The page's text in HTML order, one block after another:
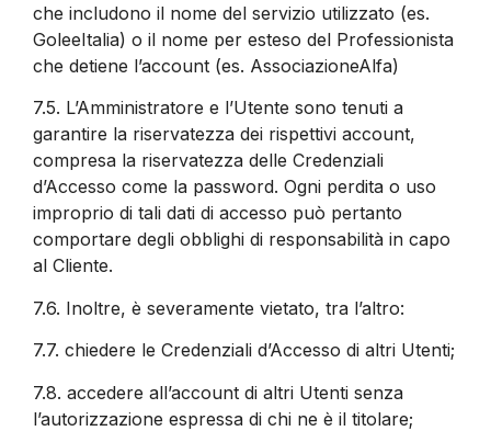
che includono il nome del servizio utilizzato (es.
GoleeItalia) o il nome per esteso del Professionista
che detiene l’account (es. AssociazioneAlfa)
7.5. L’Amministratore e l’Utente sono tenuti a
garantire la riservatezza dei rispettivi account,
compresa la riservatezza delle Credenziali
d’Accesso come la password. Ogni perdita o uso
improprio di tali dati di accesso può pertanto
comportare degli obblighi di responsabilità in capo
al Cliente.
7.6. Inoltre, è severamente vietato, tra l’altro:
7.7. chiedere le Credenziali d’Accesso di altri Utenti;
7.8. accedere all’account di altri Utenti senza
l’autorizzazione espressa di chi ne è il titolare;